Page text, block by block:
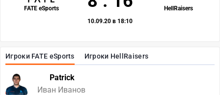
Игроки FATE eSports Игроки HellRaisers
Patrick
Иван Иванов
FATE eSports HellRaisers
10.09.20 в 18:10